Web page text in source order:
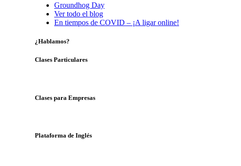
Groundhog Day
Ver todo el blog
En tiempos de COVID – ¡A ligar online!
¿Hablamos?
Clases Particulares
Clases para Empresas
Plataforma de Inglés